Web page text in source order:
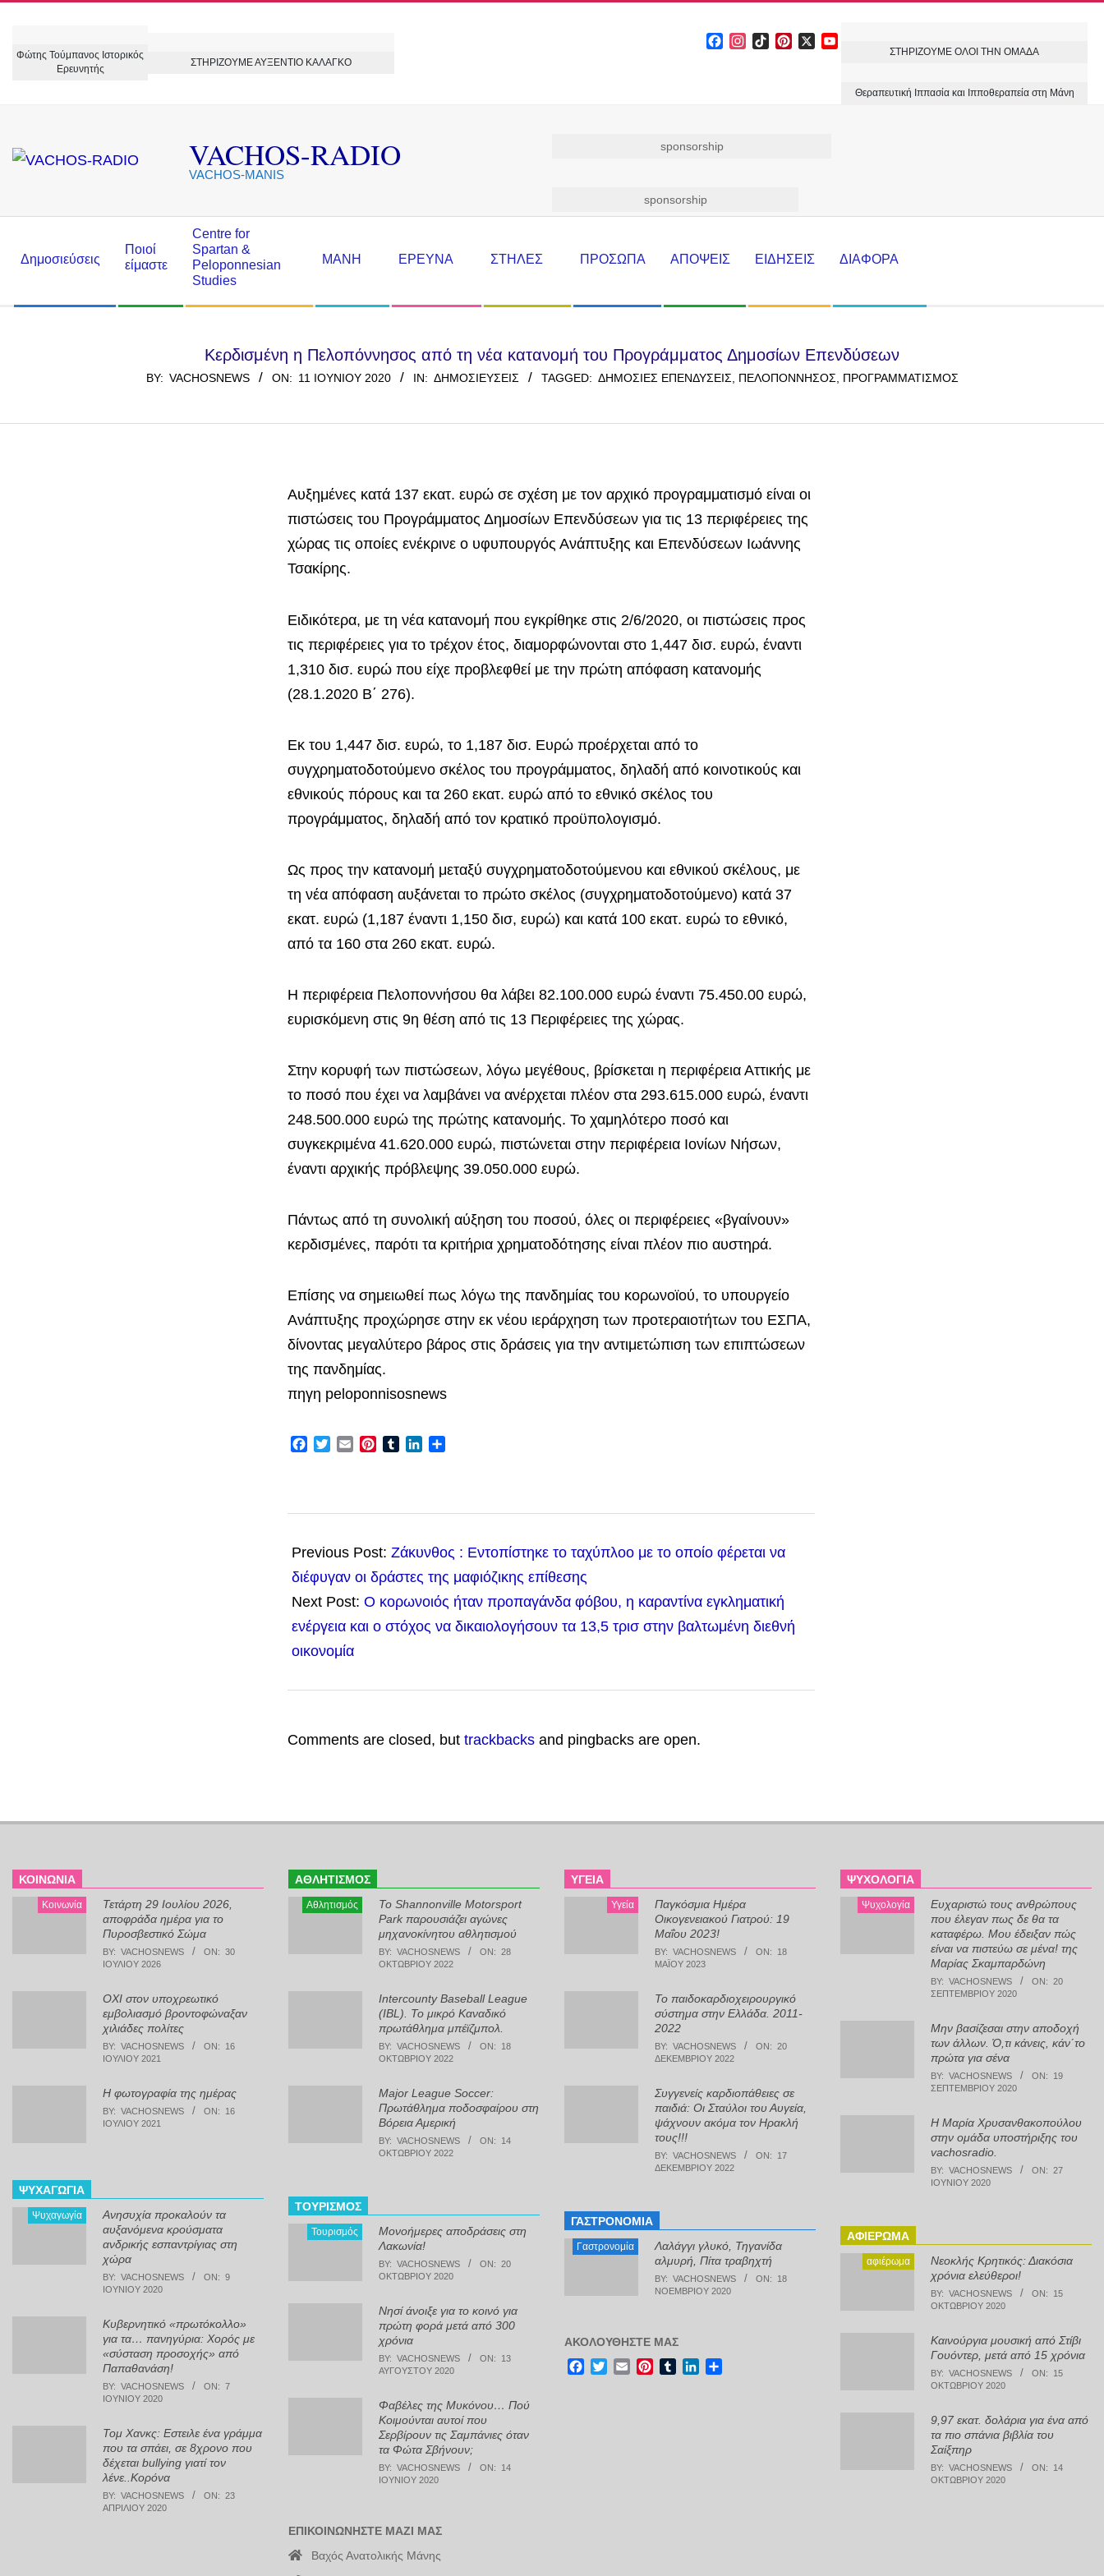
content
Φώτης Τούμπανος Ιστορικός
Ερευνητής
ΣΤΗΡΙΖΟΥΜΕ ΑΥΞΕΝΤΙΟ ΚΑΛΑΓΚΟ
Facebook
Instagram
TikTokPinterest
ΣΤΗΡΙΖΟΥΜΕ ΟΛΟΙ ΤΗΝ ΟΜΑΔΑ
Θεραπευτική Ιππασία και Ιπποθεραπεία στη Μάνη
VACHOS-RADIO
VACHOS-MANIS
sponsorship
sponsorship
Navigation
Δημοσιεύσεις
Ποιοί
είμαστε
Centre for
Spartan &
Peloponnesian
Studies
ΜΑΝΗ ΕΡΕΥΝΑ ΣΤΗΛΕΣ ΠΡΟΣΩΠΑ ΑΠΟΨΕΙΣ ΕΙΔΗΣΕΙΣ ΔΙΑΦΟΡΑ
Κερδισμένη η Πελοπόννησος από τη νέα κατανομή του Προγράμματος Δημοσίων Επενδύσεων
BY: VACHOSNEWS ON: 11 ΙΟΥΝΊΟΥ 2020 IN: ΔΗΜΟΣΙΕΎΣΕΙΣ TAGGED: ΔΗΜΌΣΙΕΣ ΕΠΕΝΔΎΣΕΙΣ ΠΕΛΟΠΌΝΝΗΣΟΣ ΠΡΟΓΡΑΜΜΑΤΙΣΜΌΣ
Αυξημένες κατά 137 εκατ. ευρώ σε σχέση με τον αρχικό προγραμματισμό είναι οι
πιστώσεις του Προγράμματος Δημοσίων Επενδύσεων για τις 13 περιφέρειες της
χώρας τις οποίες ενέκρινε ο υφυπουργός Ανάπτυξης και Επενδύσεων Ιωάννης
Τσακίρης.
Ειδικότερα, με τη νέα κατανομή που εγκρίθηκε στις 2/6/2020, οι πιστώσεις προς
τις περιφέρειες για το τρέχον έτος, διαμορφώνονται στο 1,447 δισ. ευρώ, έναντι
1,310 δισ. ευρώ που είχε προβλεφθεί με την πρώτη απόφαση κατανομής
(28.1.2020 Β΄ 276).
Εκ του 1,447 δισ. ευρώ, το 1,187 δισ. Ευρώ προέρχεται από το
συγχρηματοδοτούμενο σκέλος του προγράμματος, δηλαδή από κοινοτικούς και
εθνικούς πόρους και τα 260 εκατ. ευρώ από το εθνικό σκέλος του
προγράμματος, δηλαδή από τον κρατικό προϋπολογισμό.
Ως προς την κατανομή μεταξύ συγχρηματοδοτούμενου και εθνικού σκέλους, με
τη νέα απόφαση αυξάνεται το πρώτο σκέλος (συγχρηματοδοτούμενο) κατά 37
εκατ. ευρώ (1,187 έναντι 1,150 δισ, ευρώ) και κατά 100 εκατ. ευρώ το εθνικό,
από τα 160 στα 260 εκατ. ευρώ.
Η περιφέρεια Πελοποννήσου θα λάβει 82.100.000 ευρώ έναντι 75.450.00 ευρώ,
ευρισκόμενη στις 9η θέση από τις 13 Περιφέρειες της χώρας.
Στην κορυφή των πιστώσεων, λόγω μεγέθους, βρίσκεται η περιφέρεια Αττικής με
το ποσό που έχει να λαμβάνει να ανέρχεται πλέον στα 293.615.000 ευρώ, έναντι
248.500.000 ευρώ της πρώτης κατανομής. Το χαμηλότερο ποσό και
συγκεκριμένα 41.620.000 ευρώ, πιστώνεται στην περιφέρεια Ιονίων Νήσων,
έναντι αρχικής πρόβλεψης 39.050.000 ευρώ.
Πάντως από τη συνολική αύξηση του ποσού, όλες οι περιφέρειες «βγαίνουν»
κερδισμένες, παρότι τα κριτήρια χρηματοδότησης είναι πλέον πιο αυστηρά.
Επίσης να σημειωθεί πως λόγω της πανδημίας του κορωνοϊού, το υπουργείο
Ανάπτυξης προχώρησε στην εκ νέου ιεράρχηση των προτεραιοτήτων του ΕΣΠΑ,
δίνοντας μεγαλύτερο βάρος στις δράσεις για την αντιμετώπιση των επιπτώσεων
της πανδημίας.
πηγη peloponnisosnews
Facebook
TwitterEmail PinterestTumblrLinkedIn
06-
11
Previous Post: Ζάκυνθος : Εντοπίστηκε το ταχύπλοο με το οποίο φέρεται να
διέφυγαν οι δράστες της μαφιόζικης επίθεσης
Next Post: Ο κορωνοιός ήταν προπαγάνδα φόβου, η καραντίνα εγκληματική
ενέργεια και ο στόχος να δικαιολογήσουν τα 13,5 τρισ στην βαλτωμένη διεθνή
οικονομία
Comments are closed, but trackbacks and pingbacks are open.
ΚΟΙΝΩΝΊΑ
Κοινωνία
Τετάρτη 29 Ιουλίου 2026,
αποφράδα ημέρα για το
Πυροσβεστικό Σώμα
BY: VACHOSNEWS ON: 30
ΙΟΥΛΊΟΥ 2026
ΟΧΙ στον υποχρεωτικό
εμβολιασμό βροντοφώναξαν
χιλιάδες πολίτες
BY: VACHOSNEWS ON:
16
ΙΟΥΛΊΟΥ 2021
Η φωτογραφία της ημέρας
BY: VACHOSNEWS ON:
16
ΙΟΥΛΊΟΥ 2021
ΨΥΧΑΓΩΓΊΑ
Ψυχαγωγία
Ανησυχία προκαλούν τα
αυξανόμενα κρούσματα
ανδρικής εσπαντρίγιας στη
χώρα
BY: VACHOSNEWS ON: 9
ΙΟΥΝΊΟΥ 2020
Κυβερνητικό «πρωτόκολλο»
για τα… πανηγύρια: Χορός με
«σύσταση προσοχής» από
Παπαθανάση!
BY: VACHOSNEWS ON: 7
ΙΟΥΝΊΟΥ 2020
Τομ Χανκς: Εστειλε ένα γράμμα
που τα σπάει, σε 8χρονο που
δέχεται bullying γιατί τον
λένε..Κορόνα
BY: VACHOSNEWS ON: 23
ΑΠΡΙΛΊΟΥ 2020
ΑΘΛΗΤΙΣΜΌΣ
Αθλητισμός
Το Shannonville Motorsport
Park παρουσιάζει αγώνες
μηχανοκίνητου αθλητισμού
BY: VACHOSNEWS ON: 28
ΟΚΤΩΒΡΊΟΥ 2022
Intercounty Baseball League
(IBL). Το μικρό Καναδικό
πρωτάθλημα μπέϊζμπολ.
BY: VACHOSNEWS ON:
18
ΟΚΤΩΒΡΊΟΥ 2022
Major League Soccer:
Πρωτάθλημα ποδοσφαίρου στη
Βόρεια Αμερική
BY: VACHOSNEWS ON:
14
ΟΚΤΩΒΡΊΟΥ 2022
ΤΟΥΡΙΣΜΌΣ
Τουρισμός
Μονοήμερες αποδράσεις στη
Λακωνία!
BY: VACHOSNEWS ON: 20
ΟΚΤΩΒΡΊΟΥ 2020
Νησί άνοιξε για το κοινό για
πρώτη φορά μετά από 300
χρόνια
BY: VACHOSNEWS ON:
13
ΑΥΓΟΎΣΤΟΥ 2020
Φαβέλες της Μυκόνου… Πού
Κοιμούνται αυτοί που
Σερβίρουν τις Σαμπάνιες όταν
τα Φώτα Σβήνουν;
BY: VACHOSNEWS ON:
14
ΙΟΥΝΊΟΥ 2020
ΕΠΙΚΟΙΝΩΝΉΣΤΕ ΜΑΖΊ ΜΑΣ
Βαχός Ανατολικής Μάνης
ΥΓΕΊΑ
Υγεία
Παγκόσμια Ημέρα
Οικογενειακού Γιατρού: 19
Μαΐου 2023!
BY: VACHOSNEWS ON:
18
ΜΑΪ́ΟΥ 2023
Το παιδοκαρδιοχειρουργικό
σύστημα στην Ελλάδα. 2011-
2022
BY: VACHOSNEWS ON: 20
ΔΕΚΕΜΒΡΊΟΥ 2022
Συγγενείς καρδιοπάθειες σε
παιδιά: Οι Σταύλοι του Αυγεία,
ψάχνουν ακόμα τον Ηρακλή
τους!!!
BY: VACHOSNEWS ON:
17
ΔΕΚΕΜΒΡΊΟΥ 2022
ΓΑΣΤΡΟΝΟΜΊΑ
Γαστρονομία
Λαλάγγι γλυκό, Τηγανίδα
αλμυρή, Πίτα τραβηχτή
BY: VACHOSNEWS ON:
18
ΝΟΕΜΒΡΊΟΥ 2020
ΑΚΟΛΟΥΘΉΣΤΕ ΜΑΣ
Facebook
TwitterEmail PinterestTumblrLinkedIn
ΨΥΧΟΛΟΓΊΑ
Ψυχολογία
Ευχαριστώ τους ανθρώπους
που έλεγαν πως δε θα τα
καταφέρω. Μου έδειξαν πώς
είναι να πιστεύω σε μένα! της
Μαρίας Σκαμπαρδώνη
BY: VACHOSNEWS ON: 20
ΣΕΠΤΕΜΒΡΊΟΥ 2020
Μην βασίζεσαι στην αποδοχή
των άλλων. Ό,τι κάνεις, κάν΄το
πρώτα για σένα
BY: VACHOSNEWS ON:
19
ΣΕΠΤΕΜΒΡΊΟΥ 2020
Η Μαρία Χρυσανθακοπούλου
στην ομάδα υποστήριξης του
vachosradio.
BY: VACHOSNEWS ON: 27
ΙΟΥΝΊΟΥ 2020
ΑΦΙΈΡΩΜΑ
αφιέρωμα
Νεοκλής Κρητικός: Διακόσια
χρόνια ελεύθεροι!
BY: VACHOSNEWS ON:
15
ΟΚΤΩΒΡΊΟΥ 2020
Καινούργια μουσική από Στίβι
Γουόντερ, μετά από 15 χρόνια
BY: VACHOSNEWS ON:
15
ΟΚΤΩΒΡΊΟΥ 2020
9,97 εκατ. δολάρια για ένα από
τα πιο σπάνια βιβλία του
Σαίξπηρ
BY: VACHOSNEWS ON:
14
ΟΚΤΩΒΡΊΟΥ 2020